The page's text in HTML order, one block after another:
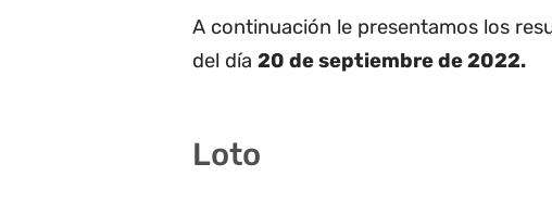
A continuación le presentamos los
del día 20 de septiembre de 2022.
Loto